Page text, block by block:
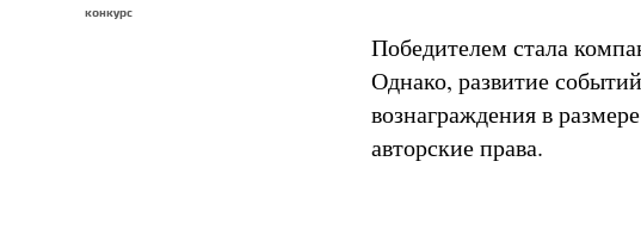
конкурс
Победителем стала
Однако, развитие
вознаграждения в
авторские права.​